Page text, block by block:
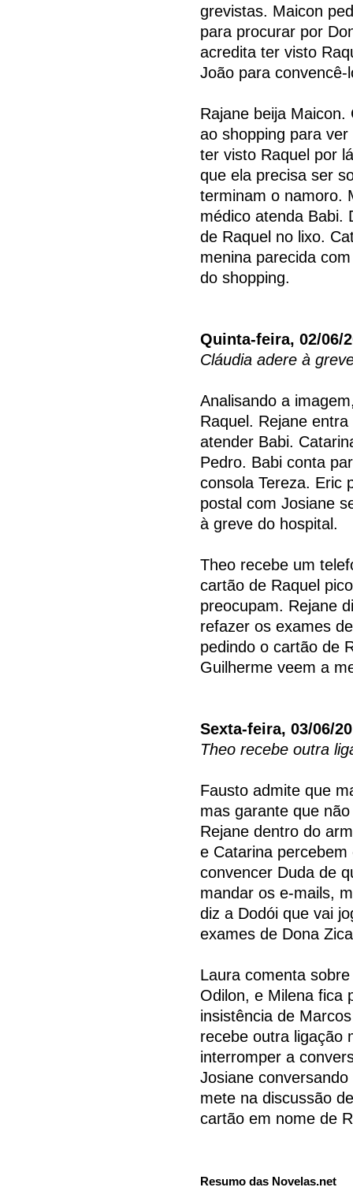
grevistas. Maicon
para procurar por
acredita ter visto
João para
Rajane beija
ao shopping para
ter visto Raquel por
que ela precisa ser
terminam o namoro.
médico atenda Babi.
de Raquel no lixo.
menina parecida
do shopping.
Quinta-feira, 02/06/
Cláudia adere à
Analisando a
Raquel. Rejane
atender Babi.
Pedro. Babi conta
consola Tereza. Eric
postal com Josiane
à greve do hospital.
Theo recebe um
cartão de Raquel
preocupam. Rejane
refazer os exames
pedindo o cartão de
Guilherme veem a
Sexta-feira, 03/06/
Theo recebe outra
Fausto admite que
mas garante que
Rejane dentro do
e Catarina
convencer Duda de
mandar os e-mails,
diz a Dodói que vai
exames de Dona
Laura comenta
Odilon, e Milena fica
insistência de
recebe outra ligação
interromper a
Josiane
mete na discussão
cartão em nome de
Resumo das Novelas.net